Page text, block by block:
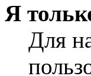
Я
Для